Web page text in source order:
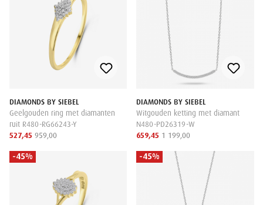
DIAMONDS BY SIEBEL
Geelgouden ring met diamanten
ruit R480-RG66243-Y
527,45 959,00
DIAMONDS BY SIEBEL
Witgouden ketting met diamant
N480-PD26319-W
659,45 1 199,00
-45% -45%